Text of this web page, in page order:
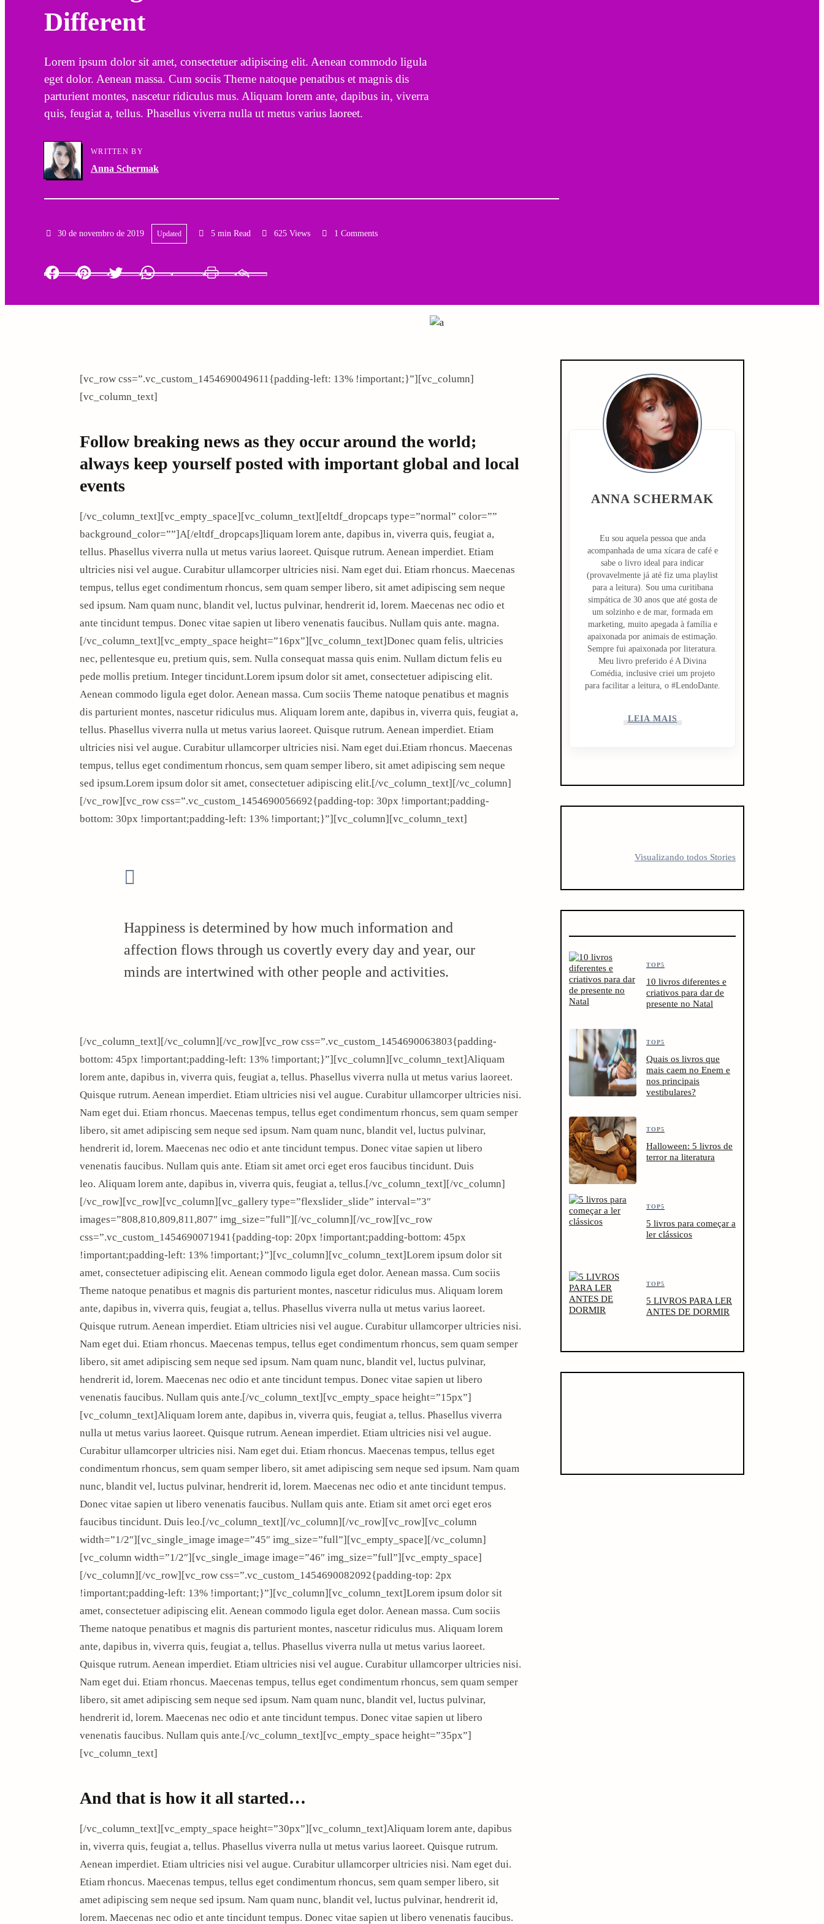
i
Different
Lorem ipsum dolor sit amet, consectetuer adipiscing elit. Aenean commodo ligula
eget dolor. Aenean massa. Cum sociis Theme natoque penatibus et magnis dis
parturient montes, nascetur ridiculus mus. Aliquam lorem ante, dapibus in, viverra
quis, feugiat a, tellus. Phasellus viverra nulla ut metus varius laoreet.
WRITTEN BY
Anna Schermak
30 de novembro de 2019 Updated 5 min Read 625 Views 1 Comments
Facebook PinterestTwitter
[vc_row css=”.vc_custom_1454690049611{padding-left: 13% !important;}”][vc_column]
[vc_column_text]
Follow breaking news as they occur around the world;
always keep yourself posted with important global and local
events
[/vc_column_text][vc_empty_space][vc_column_text][eltdf_dropcaps type=”normal” color=””
background_color=””]A[/eltdf_dropcaps]liquam lorem ante, dapibus in, viverra quis, feugiat a,
tellus. Phasellus viverra nulla ut metus varius laoreet. Quisque rutrum. Aenean imperdiet. Etiam
ultricies nisi vel augue. Curabitur ullamcorper ultricies nisi. Nam eget dui. Etiam rhoncus. Maecenas
tempus, tellus eget condimentum rhoncus, sem quam semper libero, sit amet adipiscing sem neque
sed ipsum. Nam quam nunc, blandit vel, luctus pulvinar, hendrerit id, lorem. Maecenas nec odio et
ante tincidunt tempus. Donec vitae sapien ut libero venenatis faucibus. Nullam quis ante. magna.
[/vc_column_text][vc_empty_space height=”16px”][vc_column_text]Donec quam felis, ultricies
nec, pellentesque eu, pretium quis, sem. Nulla consequat massa quis enim. Nullam dictum felis eu
pede mollis pretium. Integer tincidunt.Lorem ipsum dolor sit amet, consectetuer adipiscing elit.
Aenean commodo ligula eget dolor. Aenean massa. Cum sociis Theme natoque penatibus et magnis
dis parturient montes, nascetur ridiculus mus. Aliquam lorem ante, dapibus in, viverra quis, feugiat a,
tellus. Phasellus viverra nulla ut metus varius laoreet. Quisque rutrum. Aenean imperdiet. Etiam
ultricies nisi vel augue. Curabitur ullamcorper ultricies nisi. Nam eget dui.Etiam rhoncus. Maecenas
tempus, tellus eget condimentum rhoncus, sem quam semper libero, sit amet adipiscing sem neque
sed ipsum.Lorem ipsum dolor sit amet, consectetuer adipiscing elit.[/vc_column_text][/vc_column]
[/vc_row][vc_row css=”.vc_custom_1454690056692{padding-top: 30px !important;padding-
bottom: 30px !important;padding-left: 13% !important;}”][vc_column][vc_column_text]
Happiness is determined by how much information and
affection flows through us covertly every day and year, our
minds are intertwined with other people and activities.
[/vc_column_text][/vc_column][/vc_row][vc_row css=”.vc_custom_1454690063803{padding-
bottom: 45px !important;padding-left: 13% !important;}”][vc_column][vc_column_text]Aliquam
lorem ante, dapibus in, viverra quis, feugiat a, tellus. Phasellus viverra nulla ut metus varius laoreet.
Quisque rutrum. Aenean imperdiet. Etiam ultricies nisi vel augue. Curabitur ullamcorper ultricies nisi.
Nam eget dui. Etiam rhoncus. Maecenas tempus, tellus eget condimentum rhoncus, sem quam semper
libero, sit amet adipiscing sem neque sed ipsum. Nam quam nunc, blandit vel, luctus pulvinar,
hendrerit id, lorem. Maecenas nec odio et ante tincidunt tempus. Donec vitae sapien ut libero
venenatis faucibus. Nullam quis ante. Etiam sit amet orci eget eros faucibus tincidunt. Duis
leo. Aliquam lorem ante, dapibus in, viverra quis, feugiat a, tellus.[/vc_column_text][/vc_column]
[/vc_row][vc_row][vc_column][vc_gallery type=”flexslider_slide” interval=”3″
images=”808,810,809,811,807″ img_size=”full”][/vc_column][/vc_row][vc_row
css=”.vc_custom_1454690071941{padding-top: 20px !important;padding-bottom: 45px
!important;padding-left: 13% !important;}”][vc_column][vc_column_text]Lorem ipsum dolor sit
amet, consectetuer adipiscing elit. Aenean commodo ligula eget dolor. Aenean massa. Cum sociis
Theme natoque penatibus et magnis dis parturient montes, nascetur ridiculus mus. Aliquam lorem
ante, dapibus in, viverra quis, feugiat a, tellus. Phasellus viverra nulla ut metus varius laoreet.
Quisque rutrum. Aenean imperdiet. Etiam ultricies nisi vel augue. Curabitur ullamcorper ultricies nisi.
Nam eget dui. Etiam rhoncus. Maecenas tempus, tellus eget condimentum rhoncus, sem quam semper
libero, sit amet adipiscing sem neque sed ipsum. Nam quam nunc, blandit vel, luctus pulvinar,
hendrerit id, lorem. Maecenas nec odio et ante tincidunt tempus. Donec vitae sapien ut libero
venenatis faucibus. Nullam quis ante.[/vc_column_text][vc_empty_space height=”15px”]
[vc_column_text]Aliquam lorem ante, dapibus in, viverra quis, feugiat a, tellus. Phasellus viverra
nulla ut metus varius laoreet. Quisque rutrum. Aenean imperdiet. Etiam ultricies nisi vel augue.
Curabitur ullamcorper ultricies nisi. Nam eget dui. Etiam rhoncus. Maecenas tempus, tellus eget
condimentum rhoncus, sem quam semper libero, sit amet adipiscing sem neque sed ipsum. Nam quam
nunc, blandit vel, luctus pulvinar, hendrerit id, lorem. Maecenas nec odio et ante tincidunt tempus.
Donec vitae sapien ut libero venenatis faucibus. Nullam quis ante. Etiam sit amet orci eget eros
faucibus tincidunt. Duis leo.[/vc_column_text][/vc_column][/vc_row][vc_row][vc_column
width=”1/2″][vc_single_image image=”45″ img_size=”full”][vc_empty_space][/vc_column]
[vc_column width=”1/2″][vc_single_image image=”46″ img_size=”full”][vc_empty_space]
[/vc_column][/vc_row][vc_row css=”.vc_custom_1454690082092{padding-top: 2px
!important;padding-left: 13% !important;}”][vc_column][vc_column_text]Lorem ipsum dolor sit
amet, consectetuer adipiscing elit. Aenean commodo ligula eget dolor. Aenean massa. Cum sociis
Theme natoque penatibus et magnis dis parturient montes, nascetur ridiculus mus. Aliquam lorem
ante, dapibus in, viverra quis, feugiat a, tellus. Phasellus viverra nulla ut metus varius laoreet.
Quisque rutrum. Aenean imperdiet. Etiam ultricies nisi vel augue. Curabitur ullamcorper ultricies nisi.
Nam eget dui. Etiam rhoncus. Maecenas tempus, tellus eget condimentum rhoncus, sem quam semper
libero, sit amet adipiscing sem neque sed ipsum. Nam quam nunc, blandit vel, luctus pulvinar,
hendrerit id, lorem. Maecenas nec odio et ante tincidunt tempus. Donec vitae sapien ut libero
venenatis faucibus. Nullam quis ante.[/vc_column_text][vc_empty_space height=”35px”]
[vc_column_text]
And that is how it all started…
[/vc_column_text][vc_empty_space height=”30px”][vc_column_text]Aliquam lorem ante, dapibus
in, viverra quis, feugiat a, tellus. Phasellus viverra nulla ut metus varius laoreet. Quisque rutrum.
Aenean imperdiet. Etiam ultricies nisi vel augue. Curabitur ullamcorper ultricies nisi. Nam eget dui.
Etiam rhoncus. Maecenas tempus, tellus eget condimentum rhoncus, sem quam semper libero, sit
amet adipiscing sem neque sed ipsum. Nam quam nunc, blandit vel, luctus pulvinar, hendrerit id,
lorem. Maecenas nec odio et ante tincidunt tempus. Donec vitae sapien ut libero venenatis faucibus.
ANNA SCHERMAK
Eu sou aquela pessoa que anda
acompanhada de uma xícara de café e
sabe o livro ideal para indicar
(provavelmente já até fiz uma playlist
para a leitura). Sou uma curitibana
simpática de 30 anos que até gosta de
um solzinho e de mar, formada em
marketing, muito apegada à família e
apaixonada por animais de estimação.
Sempre fui apaixonada por literatura.
Meu livro preferido é A Divina
Comédia, inclusive criei um projeto
para facilitar a leitura, o #LendoDante.
LEIA MAIS
Visualizando todos Stories
TODO
TOP5
10 livros diferentes e
criativos para dar de
presente no Natal
TOP5
Quais os livros que
mais caem no Enem e
nos principais
vestibulares?
TOP5
Halloween: 5 livros de
terror na literatura
TOP5
5 livros para começar a
ler clássicos
TOP5
5 LIVROS PARA LER
ANTES DE DORMIR